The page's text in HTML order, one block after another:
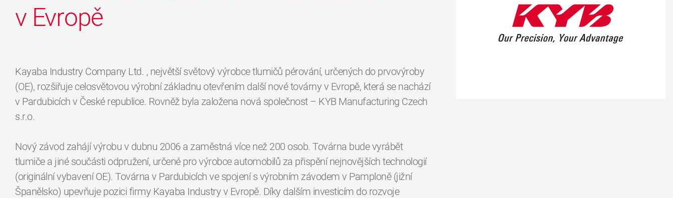
v Evropě
Kayaba Industry Company Ltd. , největší světový výrobce tlumičů pérování, určených do prvovýroby
(OE), rozšiřuje celosvětovou výrobní základnu otevřením další nové továrny v Evropě, která se nachází
v Pardubicích v České republice. Rovněž byla založena nová společnost – KYB Manufacturing Czech
s.r.o.
Nový závod zahájí výrobu v dubnu 2006 a zaměstná více než 200 osob. Továrna bude vyrábět
tlumiče a jiné součásti odpružení, určené pro výrobce automobilů za přispění nejnovějších technologií
(originální vybavení OE). Továrna v Pardubicích ve spojení s výrobním závodem v Pamploně (jižní
Španělsko) upevňuje pozici firmy Kayaba Industry v Evropě. Díky dalším investicím do rozvoje